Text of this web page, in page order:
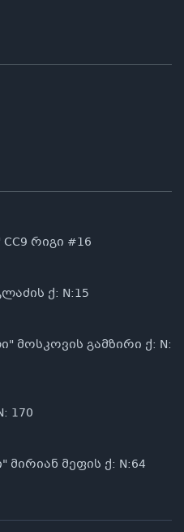
რიგი #16
ქ: N:15
მოსკოვის გამზირი ქ: N:
170
მეფის ქ: N:64